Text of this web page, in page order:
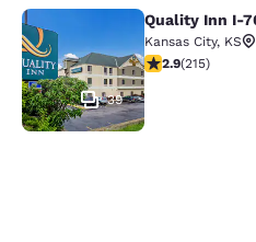
Quality Inn I-70
39
Quality Inn I-
Kansas City, KS
2.86 étoiles.
2.9(215)